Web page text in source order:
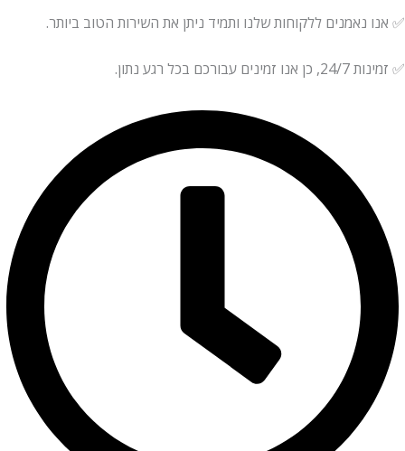
✅ אנו נאמנים ללקוחות שלנו ותמיד ניתן את השירות הטוב ביותר.
✅ זמינות 24/7, כן אנו זמינים עבורכם בכל רגע נתון.